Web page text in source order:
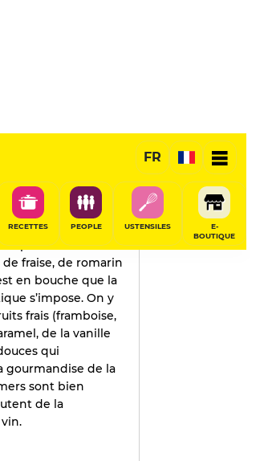
FR
RECETTES PEOPLE USTENSILES
E-
BOUTIQUE
PARTAGER
GAULT&MILLAU
plutôt discret
de fraise, de romarin
en bouche que la
s’impose. On y
frais (framboise,
de la vanille
qui
gourmandise de la
sont bien
de la